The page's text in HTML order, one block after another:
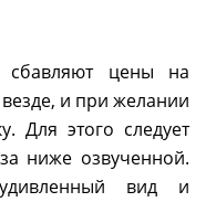
сбавляют цены на
и при желании
Для этого следует
ниже озвученной.
вид и